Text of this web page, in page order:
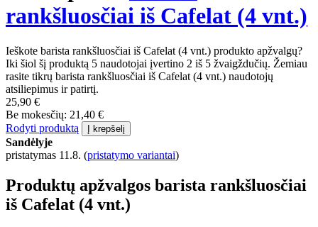
rankšluosčiai iš Cafelat (4 vnt.)
Ieškote barista rankšluosčiai iš Cafelat (4 vnt.) produkto apžvalgų?
Iki šiol šį produktą 5 naudotojai įvertino 2 iš 5 žvaigždučių. Žemiau
rasite tikrų barista rankšluosčiai iš Cafelat (4 vnt.) naudotojų
atsiliepimus ir patirtį.
25,90 €
Be mokesčių: 21,40 €
Rodyti produktą
Į krepšelį
Sandėlyje
pristatymas 11.8. (pristatymo variantai)
Produktų apžvalgos barista rankšluosčiai
iš Cafelat (4 vnt.)